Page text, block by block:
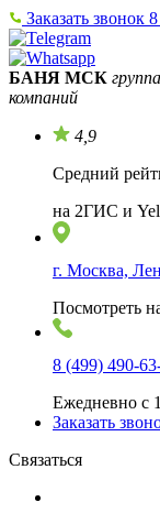
Заказать звонок
БАНЯ МСК
компаний
4,9
Средний
на 2ГИС и
г. Москва,
Посмотреть
8 (499) 490-
Ежедневно с
Заказать
Связаться